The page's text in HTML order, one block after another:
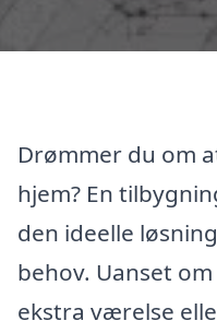
Drømmer du om
hjem? En
den ideelle
behov. Uanset
ekstra værelse